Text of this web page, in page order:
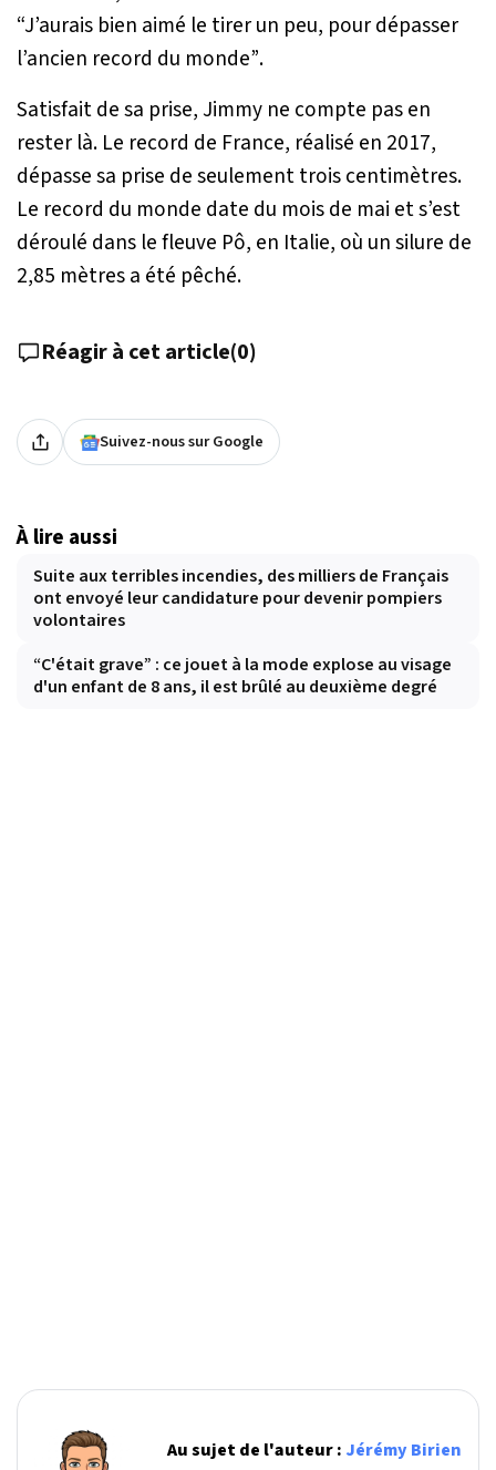
“J’aurais bien aimé le tirer un peu, pour dépasser
l’ancien record du monde”.
Satisfait de sa prise, Jimmy ne compte pas en
rester là. Le record de France, réalisé en 2017,
dépasse sa prise de seulement trois centimètres.
Le record du monde date du mois de mai et s’est
déroulé dans le fleuve Pô, en Italie, où un silure de
2,85 mètres a été pêché.
Réagir à cet article(0)
Suivez-nous sur Google
À lire aussi
Suite aux terribles incendies, des milliers de Français
ont envoyé leur candidature pour devenir pompiers
volontaires
“C'était grave” : ce jouet à la mode explose au visage
d'un enfant de 8 ans, il est brûlé au deuxième degré
Au sujet de l'auteur : Jérémy Birien